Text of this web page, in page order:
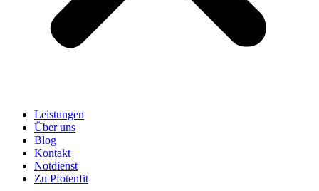
Leistungen
Über uns
Blog
Kontakt
Notdienst
Zu Pfotenfit